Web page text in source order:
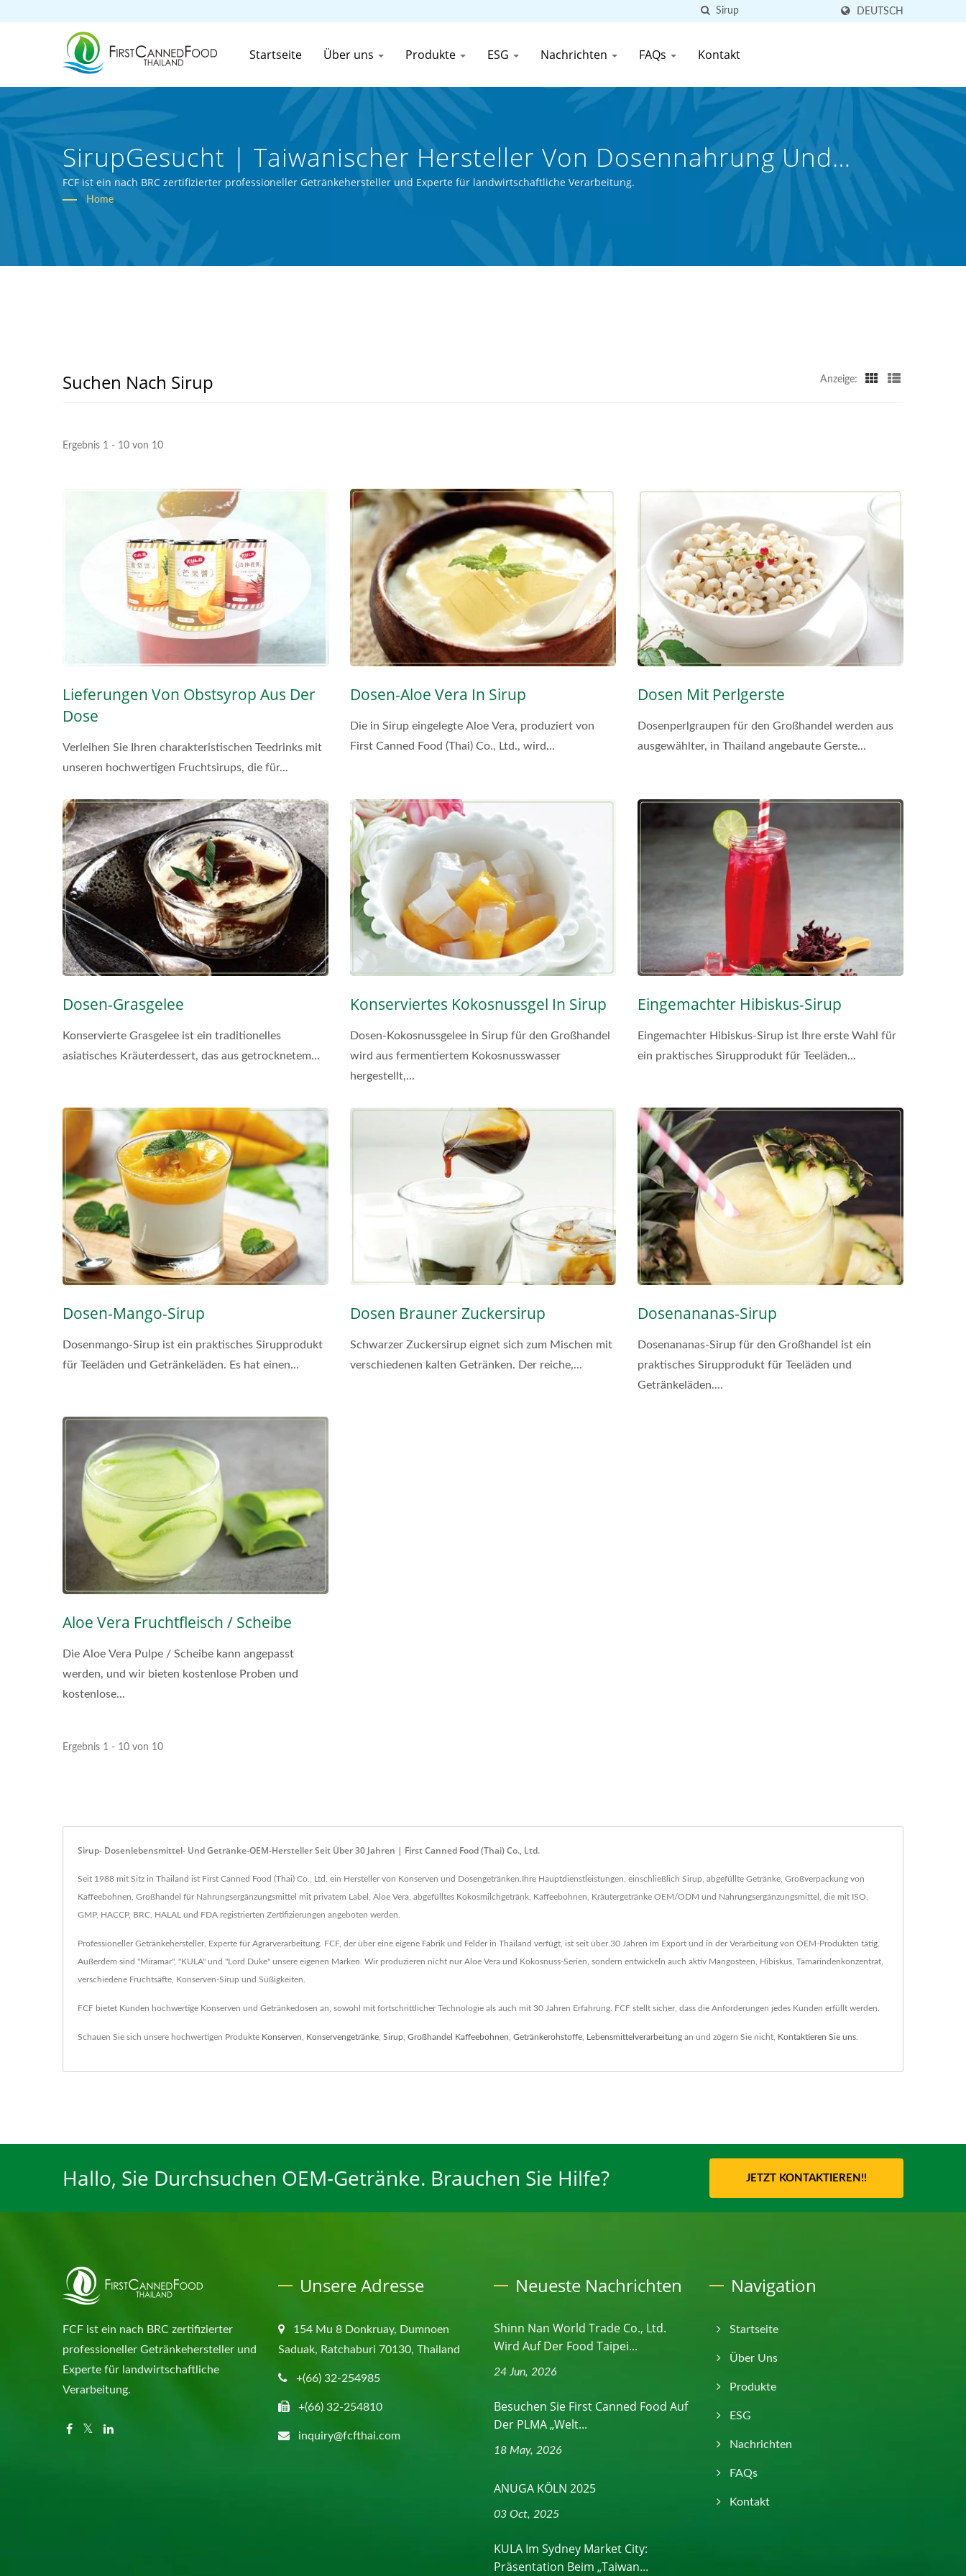
DEUTSCH
Startseite Über uns Produkte ESG Nachrichten FAQs Kontakt
SirupGesucht | Taiwanischer Hersteller Von Dosennahrung Und
Dosengetränken | First Canned Food (Thai) Co., Ltd.
FCF ist ein nach BRC zertifizierter professioneller Getränkehersteller und Experte für landwirtschaftliche Verarbeitung.
Home
Suchen Nach Sirup Anzeige:
Ergebnis 1 - 10 von 10
Lieferungen Von Obstsyrop Aus Der
Dose
Verleihen Sie Ihren charakteristischen Teedrinks mit
unseren hochwertigen Fruchtsirups, die für...
Dosen-Aloe Vera In Sirup
Die in Sirup eingelegte Aloe Vera, produziert von
First Canned Food (Thai) Co., Ltd., wird...
Dosen Mit Perlgerste
Dosenperlgraupen für den Großhandel werden aus
ausgewählter, in Thailand angebaute Gerste...
Dosen-Grasgelee
Konservierte Grasgelee ist ein traditionelles
asiatisches Kräuterdessert, das aus getrocknetem...
Konserviertes Kokosnussgel In Sirup
Dosen-Kokosnussgelee in Sirup für den Großhandel
wird aus fermentiertem Kokosnusswasser
hergestellt,...
Eingemachter Hibiskus-Sirup
Eingemachter Hibiskus-Sirup ist Ihre erste Wahl für
ein praktisches Sirupprodukt für Teeläden...
Dosen-Mango-Sirup
Dosenmango-Sirup ist ein praktisches Sirupprodukt
für Teeläden und Getränkeläden. Es hat einen...
Dosen Brauner Zuckersirup
Schwarzer Zuckersirup eignet sich zum Mischen mit
verschiedenen kalten Getränken. Der reiche,...
Dosenananas-Sirup
Dosenananas-Sirup für den Großhandel ist ein
praktisches Sirupprodukt für Teeläden und
Getränkeläden....
Aloe Vera Fruchtfleisch / Scheibe
Die Aloe Vera Pulpe / Scheibe kann angepasst
werden, und wir bieten kostenlose Proben und
kostenlose...
Ergebnis 1 - 10 von 10
Sirup- Dosenlebensmittel- Und Getränke-OEM-Hersteller Seit Über 30 Jahren | First Canned Food (Thai) Co., Ltd.
Seit 1988 mit Sitz in Thailand ist First Canned Food (Thai) Co., Ltd. ein Hersteller von Konserven und Dosengetränken.Ihre Hauptdienstleistungen, einschließlich Sirup, abgefüllte Getränke, Großverpackung von
Kaffeebohnen, Großhandel für Nahrungsergänzungsmittel mit privatem Label, Aloe Vera, abgefülltes Kokosmilchgetränk, Kaffeebohnen, Kräutergetränke OEM/ODM und Nahrungsergänzungsmittel, die mit ISO,
GMP, HACCP, BRC, HALAL und FDA registrierten Zertifizierungen angeboten werden.
Professioneller Getränkehersteller, Experte für Agrarverarbeitung. FCF, der über eine eigene Fabrik und Felder in Thailand verfügt, ist seit über 30 Jahren im Export und in der Verarbeitung von OEM-Produkten tätig.
Außerdem sind "Miramar", "KULA" und "Lord Duke" unsere eigenen Marken. Wir produzieren nicht nur Aloe Vera und Kokosnuss-Serien, sondern entwickeln auch aktiv Mangosteen, Hibiskus, Tamarindenkonzentrat,
verschiedene Fruchtsäfte, Konserven-Sirup und Süßigkeiten.
FCF bietet Kunden hochwertige Konserven und Getränkedosen an, sowohl mit fortschrittlicher Technologie als auch mit 30 Jahren Erfahrung. FCF stellt sicher, dass die Anforderungen jedes Kunden erfüllt werden.
Schauen Sie sich unsere hochwertigen Produkte Konserven Konservengetränke Sirup Großhandel Kaffeebohnen Getränkerohstoffe Lebensmittelverarbeitung an und zögern Sie nicht, Kontaktieren Sie uns
Hallo, Sie Durchsuchen OEM-Getränke. Brauchen Sie Hilfe? JETZT KONTAKTIEREN!!
FCF ist ein nach BRC zertifizierter
professioneller Getränkehersteller und
Experte für landwirtschaftliche
Verarbeitung.
Unsere Adresse
154 Mu 8 Donkruay, Dumnoen
Saduak, Ratchaburi 70130, Thailand
+(66) 32-254985
+(66) 32-254810
inquiry@fcfthai.com
Neueste Nachrichten
Shinn Nan World Trade Co., Ltd.
Wird Auf Der Food Taipei...
24 Jun, 2026
Besuchen Sie First Canned Food Auf
Der PLMA „Welt...
18 May, 2026
ANUGA KÖLN 2025
03 Oct, 2025
KULA Im Sydney Market City:
Präsentation Beim „Taiwan...
Navigation
Startseite
Über Uns
Produkte
ESG
Nachrichten
FAQs
Kontakt